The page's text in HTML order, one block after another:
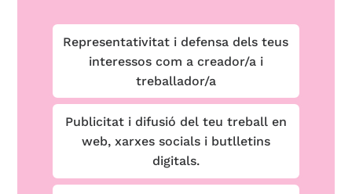
Representativitat i defensa dels teus
interessos com a creador/a i
treballador/a
Publicitat i difusió del teu treball en
web, xarxes socials i butlletins
digitals.